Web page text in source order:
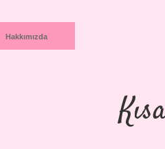
Hakkımızda